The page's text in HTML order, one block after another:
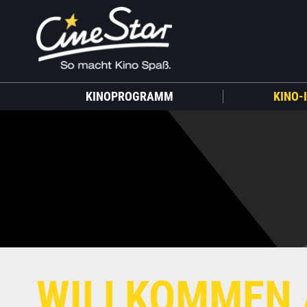
KINOPROGRAMM KINO-